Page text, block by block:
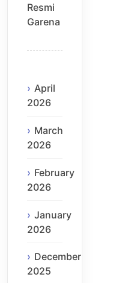
Resmi
Garena
April
2026
March
2026
February
2026
January
2026
December
2025